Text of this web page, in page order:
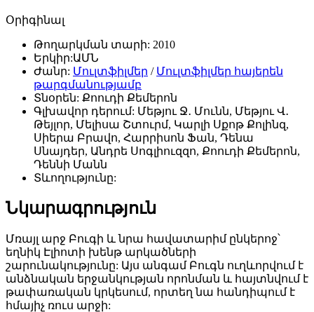
Օրիգինալ
Թողարկման տարի: 2010
Երկիր:ԱՄՆ
Ժանր: Մուլտֆիլմեր / Մուլտֆիլմեր հայերեն
թարգմանությամբ
Տնօրեն: Քոուդի Քեմերոն
Գլխավոր դերում: Մեթյու Ջ․ Մունն, Մեթյու Վ․
Թեյլոր, Մելիսա Շտուրմ, Կարլի Սքոթ Քոլինզ,
Սիերա Բրավո, Հարրիսոն Ֆան, Դենա
Սնայդեր, Անդրե Սոգլիուզզո, Քոուդի Քեմերոն,
Դեննի Մանն
Տևողությունը:
Նկարագրություն
Մռայլ արջ Բուգի և նրա հավատարիմ ընկերոջ՝
եղնիկ Էլիոտի խենթ արկածների
շարունակությունը: Այս անգամ Բուգն ուղևորվում է
անձնական երջանկության որոնման և հայտնվում է
թափառական կրկեսում, որտեղ նա հանդիպում է
հմայիչ ռուս արջի: